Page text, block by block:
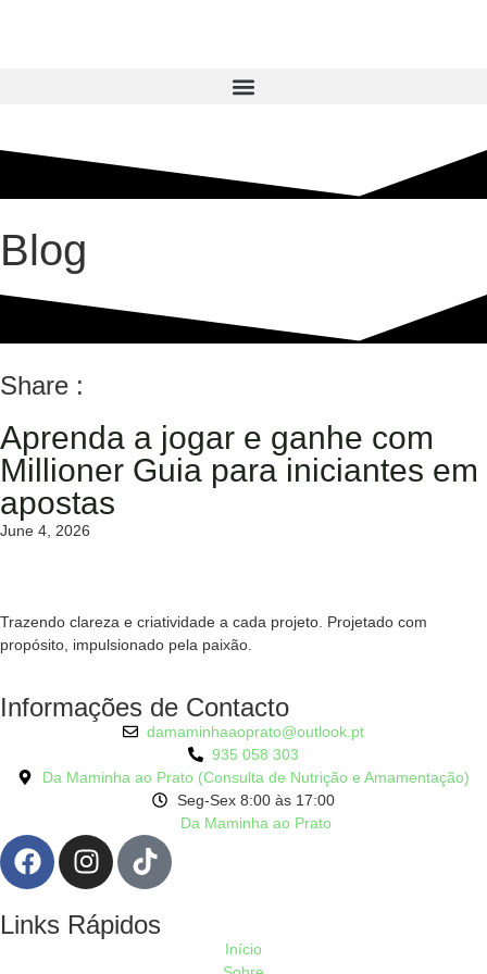
Blog
Share :
Aprenda a jogar e ganhe com
Millioner Guia para iniciantes em
apostas
June 4, 2026
Trazendo clareza e criatividade a cada projeto. Projetado com
propósito, impulsionado pela paixão.
Informações de Contacto
damaminhaaoprato@outlook.pt
935 058 303
Da Maminha ao Prato (Consulta de Nutrição e Amamentação)
Seg-Sex 8:00 às 17:00
Da Maminha ao Prato
Links Rápidos
Início